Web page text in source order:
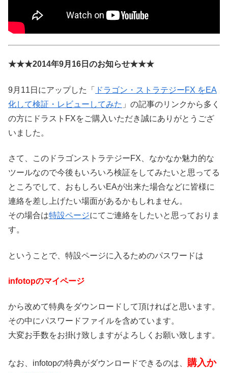
★★★2014年9月16日のお知らせ★★★
9月11日にアップした「
ドラゴン・ストラテジーFX をEA
化して検証・レビューしてみた 」の記事のリンクから多く
の方にドラストFXをご購入いただき誠にありがとうござ
いました。
さて、このドラゴンストラテジーFX、なかなか魅力的な
ツールなので今後もいろいろ検証をしてみたいと思ってる
ところでして、おもしろいEAが出来た場合などに皆様に
連絡を差し上げたい場面があるかもしれません。
その場合は特設ページにてご連絡をしたいと思っておりま
す。
ということで、特設ページに入るためのパスワードは
infotopのマイページ
から改めて特典をダウンロードして頂ければと思います。
その中にパスワードファイルを含めています。
大変お手数をお掛け致しますがよろしくお願い致します。
なお、infotopの特典がダウンロードできるのは、 購入か